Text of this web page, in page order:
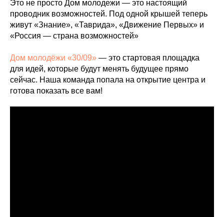
Это не просто Дом молодежи — это настоящий
проводник возможностей. Под одной крышей теперь
живут «Знание», «Таврида», «Движение Первых» и
«Россия — страна возможностей»
Дом молодёжи «30/09» — это стартовая площадка
для идей, которые будут менять будущее прямо
сейчас. Наша команда попала на открытие центра и
готова показать все вам!